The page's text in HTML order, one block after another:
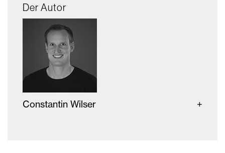
Der Autor
Constantin Wilser